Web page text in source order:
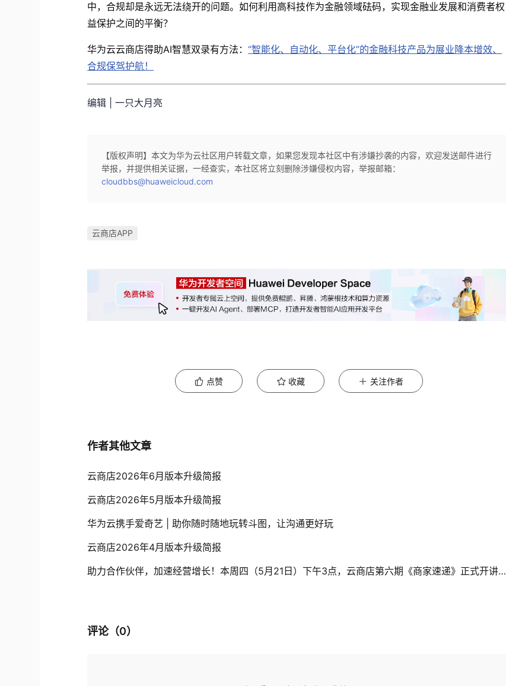
中，合规却是永远无法绕开的问题。如何利用高科技作为金融领域砝码，实现金融业发展和消费者权
益保护之间的平衡？
华为云云商店得助AI智慧双录有方法：“智能化、自动化、平台化”的金融科技产品为展业降本增效、
合规保驾护航！
编辑 | 一只大月亮
【版权声明】本文为华为云社区用户转载文章，如果您发现本社区中有涉嫌抄袭的内容，欢迎发送邮件进行
举报，并提供相关证据，一经查实，本社区将立刻删除涉嫌侵权内容，举报邮箱：
cloudbbs@huaweicloud.com
云商店APP
点赞 收藏 关注作者
作者其他文章
云商店2026年6月版本升级简报
云商店2026年5月版本升级简报
华为云携手爱奇艺 | 助你随时随地玩转斗图，让沟通更好玩
云商店2026年4月版本升级简报
助力合作伙伴，加速经营增长！本周四（5月21日）下午3点，云商店第六期《商家速递》正式开讲！诚邀您的参与~
评论（0）